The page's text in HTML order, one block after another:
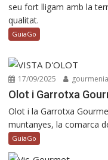
seu fort lligam amb la
qualitat.
GuiaGo
17/09/2025
Olot i Garrotxa
Olot i la Garrotxa
muntanyes, la comarca
GuiaGo